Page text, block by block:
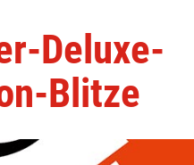
Deluxe-
Blitze